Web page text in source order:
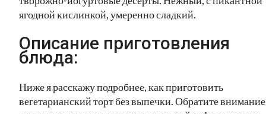
ягодной кислинкой, умеренно сладкий.
Описание приготовления
блюда:
Ниже я расскажу подробнее, как приготовить
вегетарианский торт без выпечки. Обратите